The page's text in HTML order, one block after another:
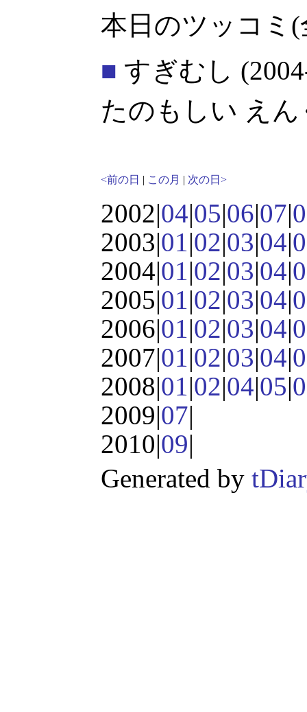
本日のツッコミ(
■ すぎむし
たのもしい え
<前の日 | この月 | 次の日>
2002|04|05|06|07|
2003|01|02|03|04|
2004|01|02|03|04|
2005|01|02|03|04|
2006|01|02|03|04|
2007|01|02|03|04|
2008|01|02|04|05|
2009|07|
2010|09|
Generated by